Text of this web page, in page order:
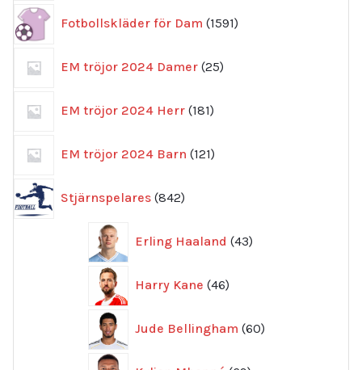
Fotbollskläder för Dam 1591
produkter
EM tröjor 2024 Damer 25
produkter
EM tröjor 2024 Herr 181
produkter
EM tröjor 2024 Barn 121
produkter
Stjärnspelares 842
produkter
Erling Haaland 43
produkter
Harry Kane 46
produkter
Jude Bellingham 60
produkter